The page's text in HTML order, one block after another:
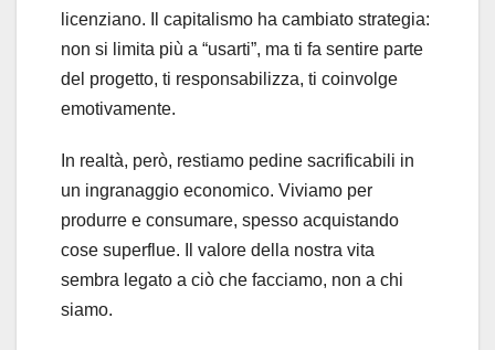
licenziano. Il capitalismo ha cambiato strategia:
non si limita più a “usarti”, ma ti fa sentire parte
del progetto, ti responsabilizza, ti coinvolge
emotivamente.
In realtà, però, restiamo pedine sacrificabili in
un ingranaggio economico. Viviamo per
produrre e consumare, spesso acquistando
cose superflue. Il valore della nostra vita
sembra legato a ciò che facciamo, non a chi
siamo.